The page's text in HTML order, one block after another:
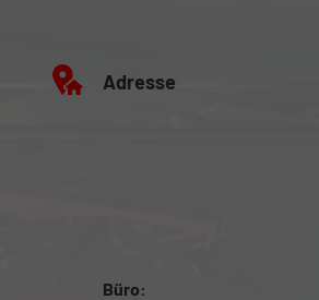
Adresse
Büro: